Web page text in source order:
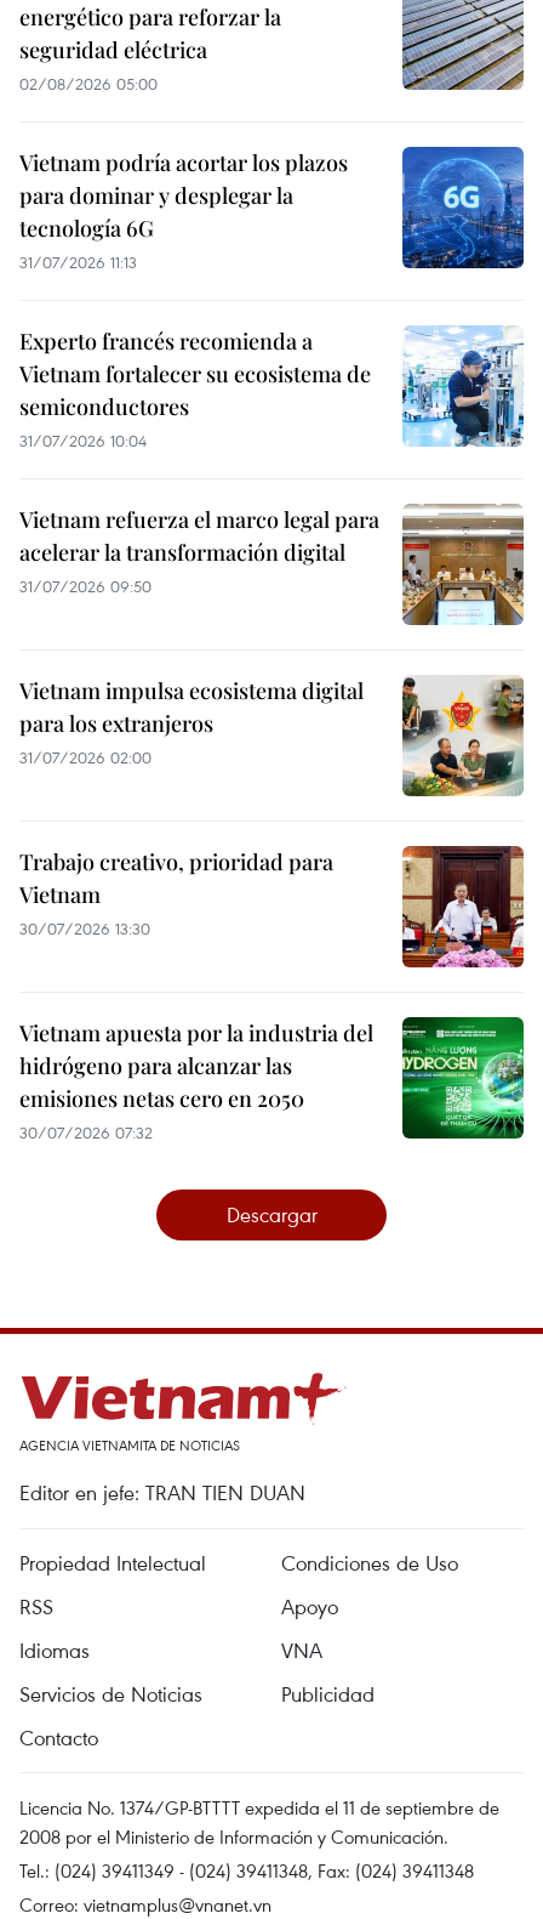
energético para reforzar la
seguridad eléctrica
02/08/2026 05:00
Vietnam podría acortar los plazos
para dominar y desplegar la
tecnología 6G
31/07/2026 11:13
Experto francés recomienda a
Vietnam fortalecer su ecosistema de
semiconductores
31/07/2026 10:04
Vietnam refuerza el marco legal para
acelerar la transformación digital
31/07/2026 09:50
Vietnam impulsa ecosistema digital
para los extranjeros
31/07/2026 02:00
Trabajo creativo, prioridad para
Vietnam
30/07/2026 13:30
Vietnam apuesta por la industria del
hidrógeno para alcanzar las
emisiones netas cero en 2050
30/07/2026 07:32
Descargar
AGENCIA VIETNAMITA DE NOTICIAS
Editor en jefe: TRAN TIEN DUAN
Propiedad Intelectual
Condiciones de Uso
RSS
Apoyo
Idiomas
VNA
Servicios de Noticias
Publicidad
Contacto
Licencia No. 1374/GP-BTTTT expedida el 11 de septiembre de
2008 por el Ministerio de Información y Comunicación.
Tel.: (024) 39411349 - (024) 39411348, Fax: (024) 39411348
Correo: vietnamplus@vnanet.vn